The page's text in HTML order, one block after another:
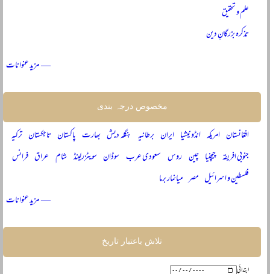
علم و تحقیق
تذکرہ بزرگانِ دین
— مزید عنوانات
مخصوص درجہ بندی
افغانستان امریکہ انڈونیشیا ایران برطانیہ بنگلہ دیش بھارت پاکستان تاجکستان ترکیہ
جنوبی افریقہ چیچنیا چین روس سعودی عرب سوڈان سویٹزرلینڈ شام عراق فرانس
فلسطین و اسرائیل مصر میانمار برما
— مزید عنوانات
تلاش باعتبار تاریخ
ابتدائی